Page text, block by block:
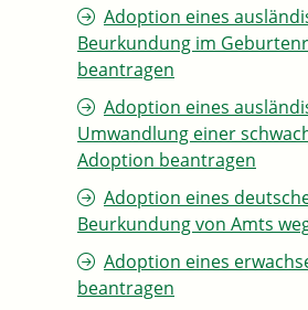
Adoption eines
Beurkundung im
beantragen
Adoption eines
Umwandlung einer
Adoption beantragen
Adoption eines
Beurkundung von Amts
Adoption eines
beantragen